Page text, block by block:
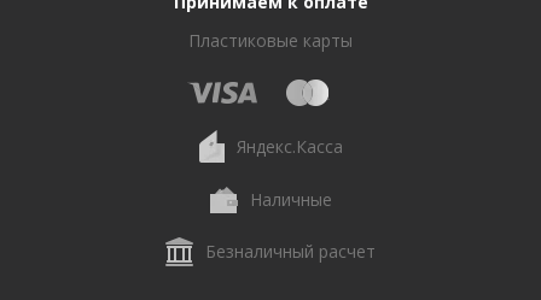
Пластиковые карты
Яндекс.Касса
Наличные
Безналичный расчет